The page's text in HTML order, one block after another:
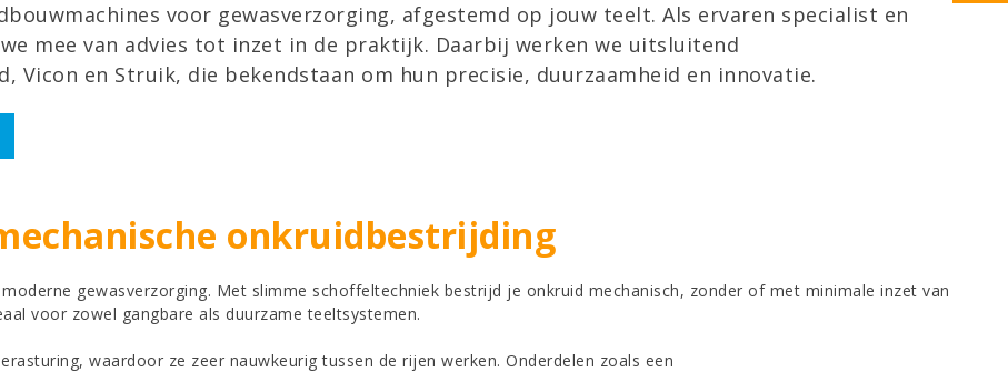
voor gewasverzorging, afgestemd op jouw teelt. Als ervaren specialist en
mee van advies tot inzet in de praktijk. Daarbij werken we uitsluitend
Vicon en Struik, die bekendstaan om hun precisie, duurzaamheid en innovatie.
onkruidbestrijding
gewasverzorging. Met slimme schoffeltechniek bestrijd je onkruid mechanisch, zonder of met minimale inzet van
voor zowel gangbare als duurzame teeltsystemen.
waardoor ze zeer nauwkeurig tussen de rijen werken. Onderdelen zoals een